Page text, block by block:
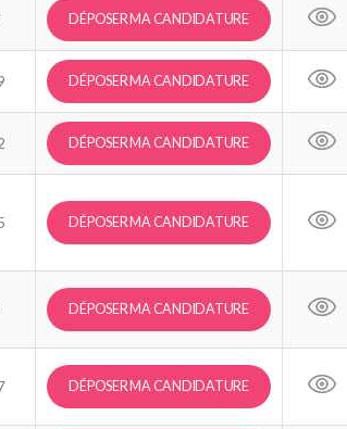
DÉPOSER MA CANDIDATURE
DÉPOSER MA CANDIDATURE
DÉPOSER MA CANDIDATURE
DÉPOSER MA CANDIDATURE
DÉPOSER MA CANDIDATURE
DÉPOSER MA CANDIDATURE